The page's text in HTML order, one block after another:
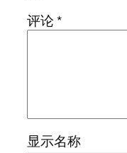
评论*
显示名称